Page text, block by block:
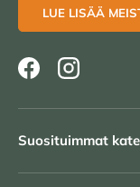
LUE LISÄÄ
FacebookInstagram
Suosituimmat